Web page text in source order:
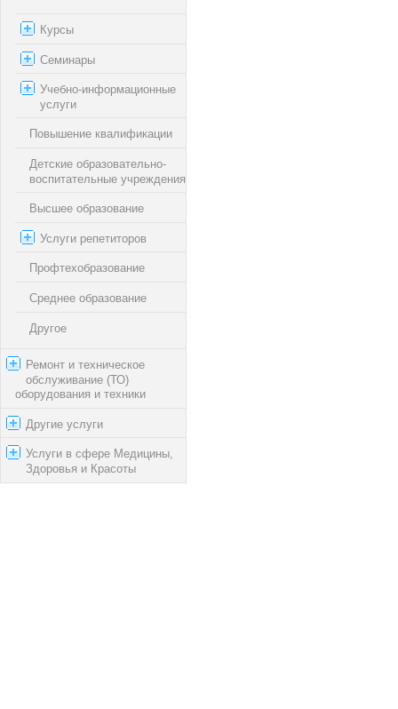
Курсы
Семинары
Учебно-информационные
услуги
Повышение квалификации
Детские образовательно-
воспитательные учреждения
Высшее образование
Услуги репетиторов
Профтехобразование
Среднее образование
Другое
Ремонт и техническое
обслуживание (ТО)
оборудования и техники
Другие услуги
Услуги в сфере Медицины,
Здоровья и Красоты